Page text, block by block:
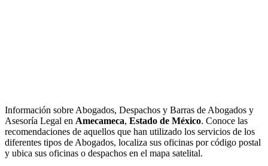
Información sobre Abogados, Despachos y Barras de Abogados y
Asesoría Legal en Amecameca, Estado de México. Conoce las
recomendaciones de aquellos que han utilizado los servicios de los
diferentes tipos de Abogados, localiza sus oficinas por código postal
y ubica sus oficinas o despachos en el mapa satelital.